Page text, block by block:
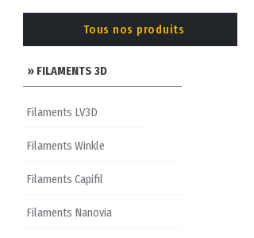
Tous nos produits
» FILAMENTS 3D
Filaments LV3D
Filaments Winkle
Filaments Capifil
Filaments Nanovia